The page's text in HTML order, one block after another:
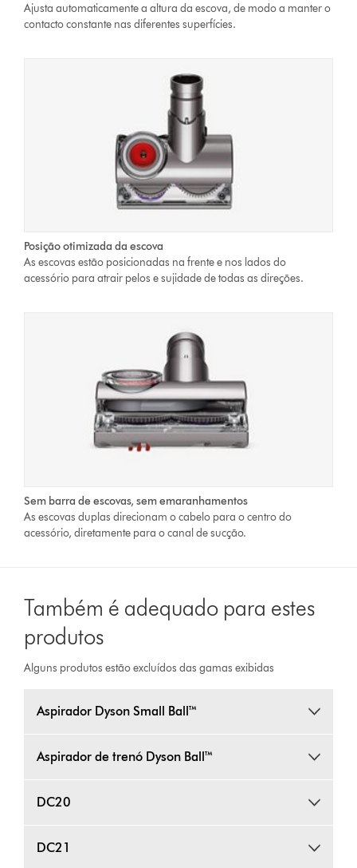
Ajusta automaticamente a altura da escova, de modo a manter o
contacto constante nas diferentes superfícies.
Posição otimizada da escova
As escovas estão posicionadas na frente e nos lados do
acessório para atrair pelos e sujidade de todas as direções.
Sem barra de escovas, sem emaranhamentos
As escovas duplas direcionam o cabelo para o centro do
acessório, diretamente para o canal de sucção.
Também é adequado para estes
produtos
Alguns produtos estão excluídos das gamas exibidas
Aspirador Dyson Small Ball™
Aspirador de trenó Dyson Ball™
DC20
DC21